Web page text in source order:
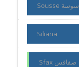
Sousse سوسة
Siliana
Sfax صفاقس